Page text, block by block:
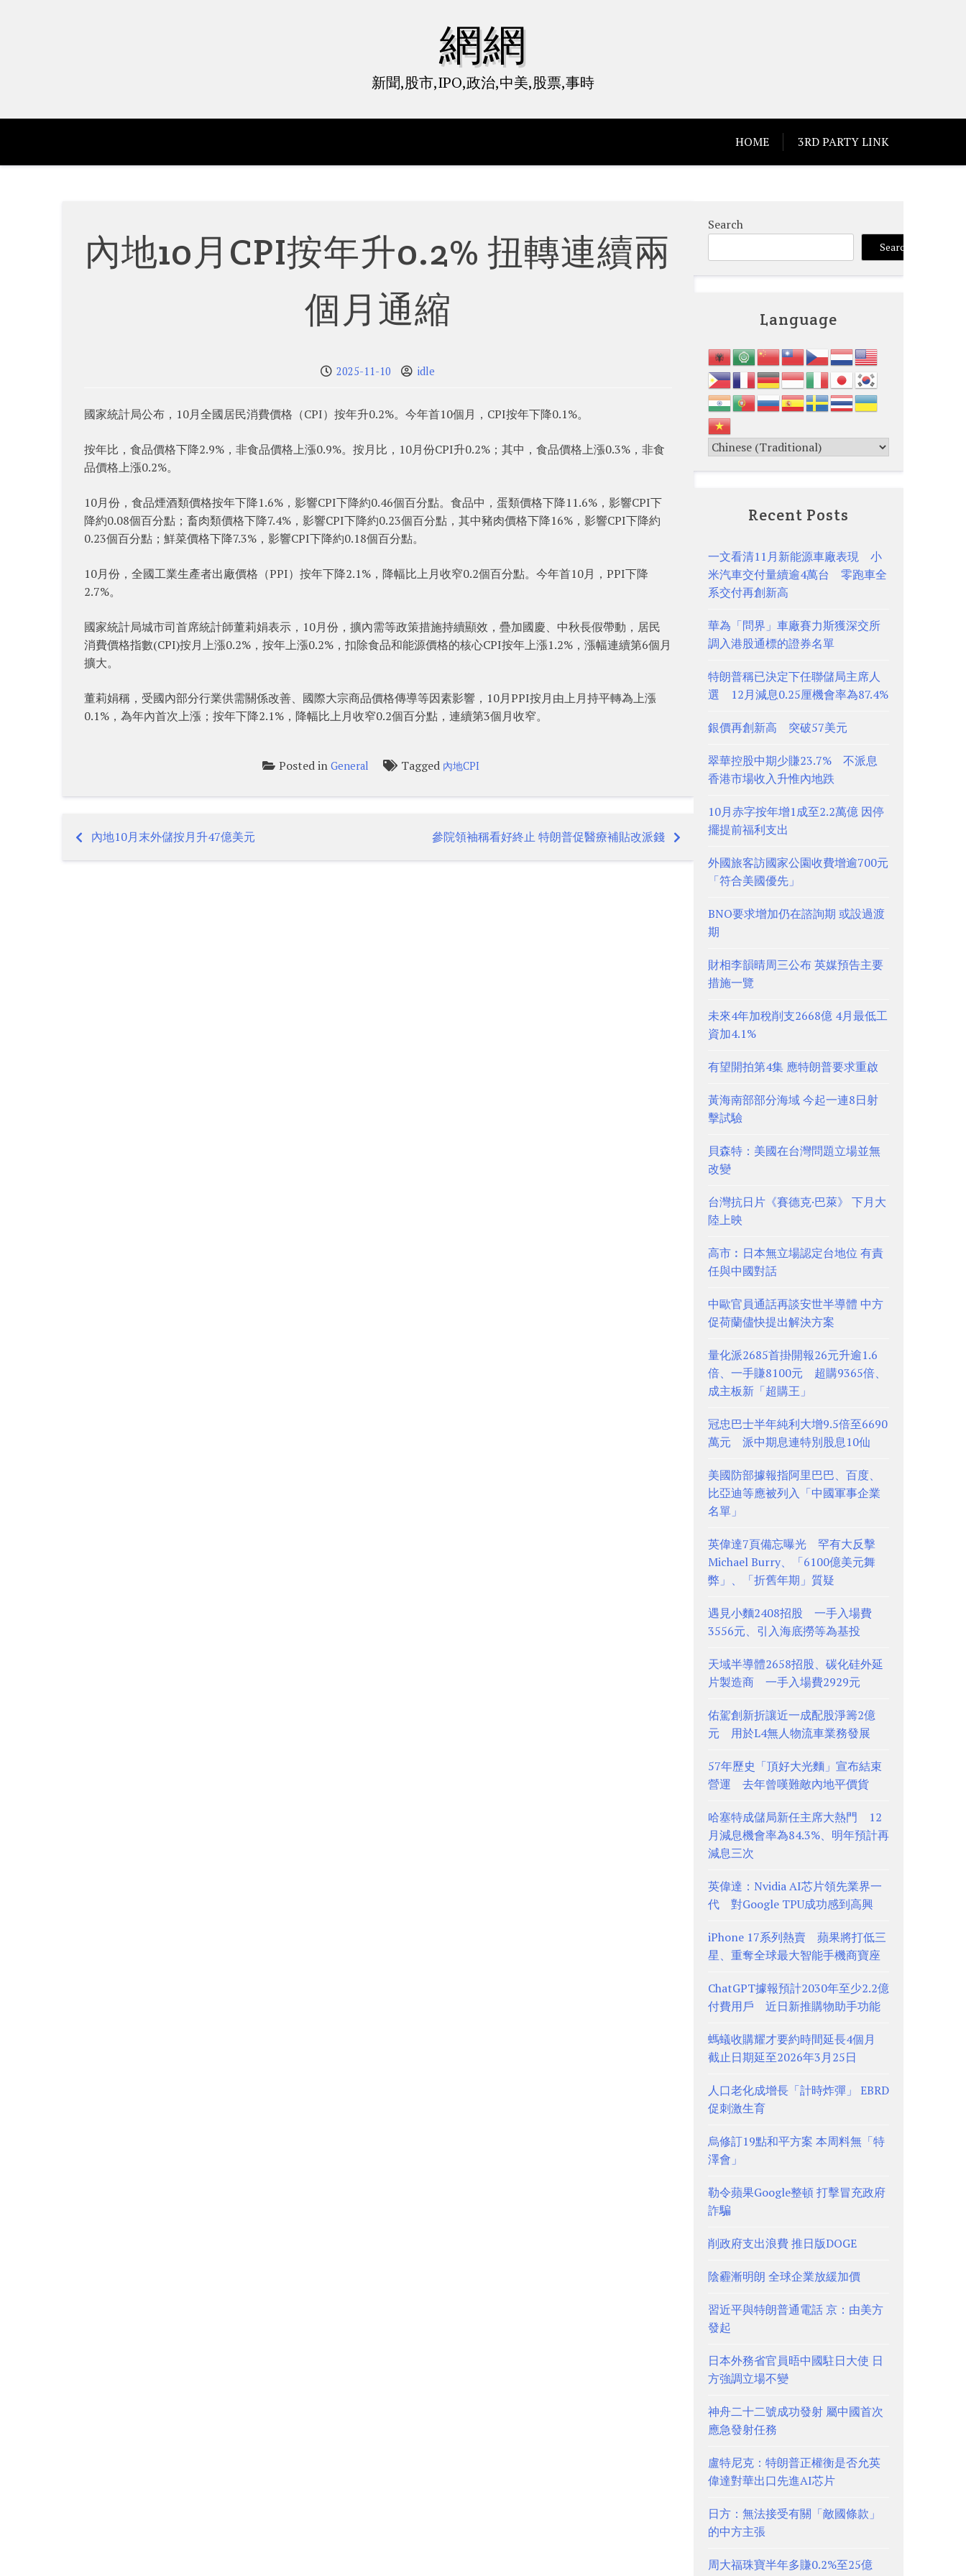
網網
新聞,股市,IPO,政治,中美,股票,事時
HOME 3RD PARTY LINK
內地10月CPI按年升0.2% 扭轉連續兩
個月通縮
2025-11-10 idle
國家統計局公布，10月全國居民消費價格（CPI）按年升0.2%。今年首10個月，CPI按年下降0.1%。
按年比，食品價格下降2.9%，非食品價格上漲0.9%。按月比，10月份CPI升0.2%；其中，食品價格上漲0.3%，非食
品價格上漲0.2%。
10月份，食品煙酒類價格按年下降1.6%，影響CPI下降約0.46個百分點。食品中，蛋類價格下降11.6%，影響CPI下
降約0.08個百分點；畜肉類價格下降7.4%，影響CPI下降約0.23個百分點，其中豬肉價格下降16%，影響CPI下降約
0.23個百分點；鮮菜價格下降7.3%，影響CPI下降約0.18個百分點。
10月份，全國工業生產者出廠價格（PPI）按年下降2.1%，降幅比上月收窄0.2個百分點。今年首10月，PPI下降
2.7%。
國家統計局城市司首席統計師董莉娟表示，10月份，擴內需等政策措施持續顯效，疊加國慶、中秋長假帶動，居民
消費價格指數(CPI)按月上漲0.2%，按年上漲0.2%，扣除食品和能源價格的核心CPI按年上漲1.2%，漲幅連續第6個月
擴大。
董莉娟稱，受國內部分行業供需關係改善、國際大宗商品價格傳導等因素影響，10月PPI按月由上月持平轉為上漲
0.1%，為年內首次上漲；按年下降2.1%，降幅比上月收窄0.2個百分點，連續第3個月收窄。
Posted in General Tagged 內地CPI
Post
內地10月末外儲按月升47億美元 參院領袖稱看好終止 特朗普促醫療補貼改派錢
Search
Search
Language
Recent Posts
一文看清11月新能源車廠表現 小
米汽車交付量續逾4萬台 零跑車全
系交付再創新高
華為「問界」車廠賽力斯獲深交所
調入港股通標的證券名單
特朗普稱已決定下任聯儲局主席人
選 12月減息0.25厘機會率為87.4%
銀價再創新高 突破57美元
翠華控股中期少賺23.7% 不派息
香港市場收入升惟內地跌
10月赤字按年增1成至2.2萬億 因停
擺提前福利支出
外國旅客訪國家公園收費增逾700元
「符合美國優先」
BNO要求增加仍在諮詢期 或設過渡
期
財相李韻晴周三公布 英媒預告主要
措施一覽
未來4年加稅削支2668億 4月最低工
資加4.1%
有望開拍第4集 應特朗普要求重啟
黃海南部部分海域 今起一連8日射
擊試驗
貝森特：美國在台灣問題立場並無
改變
台灣抗日片《賽德克·巴萊》 下月大
陸上映
高市︰日本無立場認定台地位 有責
任與中國對話
中歐官員通話再談安世半導體 中方
促荷蘭儘快提出解決方案
量化派2685首掛開報26元升逾1.6
倍、一手賺8100元 超購9365倍、
成主板新「超購王」
冠忠巴士半年純利大增9.5倍至6690
萬元 派中期息連特別股息10仙
美國防部據報指阿里巴巴、百度、
比亞迪等應被列入「中國軍事企業
名單」
英偉達7頁備忘曝光 罕有大反擊
Michael Burry、「6100億美元舞
弊」、「折舊年期」質疑
遇見小麵2408招股 一手入場費
3556元、引入海底撈等為基投
天域半導體2658招股、碳化硅外延
片製造商 一手入場費2929元
佑駕創新折讓近一成配股淨籌2億
元 用於L4無人物流車業務發展
57年歷史「頂好大光麵」宣布結束
營運 去年曾嘆難敵內地平價貨
哈塞特成儲局新任主席大熱門 12
月減息機會率為84.3%、明年預計再
減息三次
英偉達：Nvidia AI芯片領先業界一
代 對Google TPU成功感到高興
iPhone 17系列熱賣 蘋果將打低三
星、重奪全球最大智能手機商寶座
ChatGPT據報預計2030年至少2.2億
付費用戶 近日新推購物助手功能
螞蟻收購耀才要約時間延長4個月
截止日期延至2026年3月25日
人口老化成增長「計時炸彈」 EBRD
促刺激生育
烏修訂19點和平方案 本周料無「特
澤會」
勒令蘋果Google整頓 打擊冒充政府
詐騙
削政府支出浪費 推日版DOGE
陰霾漸明朗 全球企業放緩加價
習近平與特朗普通電話 京：由美方
發起
日本外務省官員晤中國駐日大使 日
方強調立場不變
神舟二十二號成功發射 屬中國首次
應急發射任務
盧特尼克：特朗普正權衡是否允英
偉達對華出口先進AI芯片
日方：無法接受有關「敵國條款」
的中方主張
周大福珠寶半年多賺0.2%至25億